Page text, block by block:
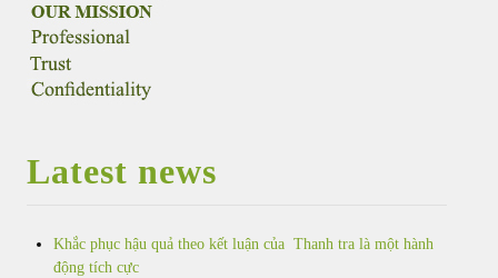
Latest news
Khắc phục hậu quả theo kết luận của Thanh tra là một hành
động tích cực